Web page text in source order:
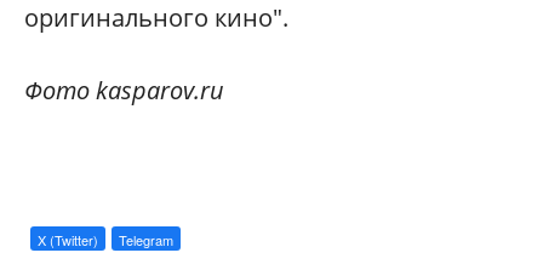
оригинального кино".
Фото kasparov.ru
X (Twitter) Telegram